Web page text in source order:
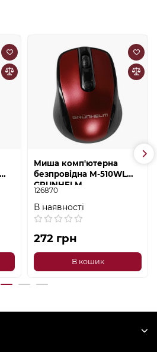
Миша комп'ютерна
безпровідна M-510WL
GRUNHELM
126870
В наявності
272 грн
В кошик